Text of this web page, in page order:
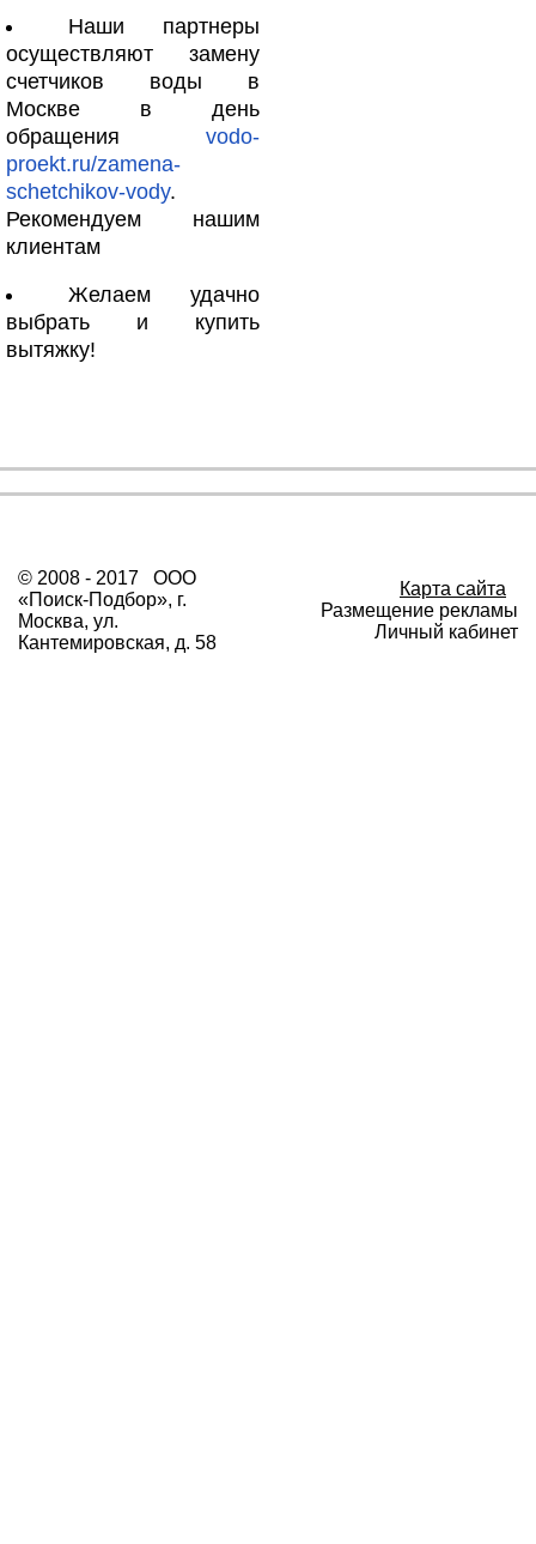
Наши партнеры
осуществляют замену
счетчиков воды в
Москве в день
обращения vodo-
proekt.ru/zamena-
schetchikov-vody.
Рекомендуем нашим
клиентам
Желаем удачно
выбрать и купить
вытяжку!
© 2008 - 2017 ООО
«Поиск-Подбор», г.
Москва, ул.
Кантемировская, д. 58
Карта сайта
Размещение рекламы
Личный кабинет